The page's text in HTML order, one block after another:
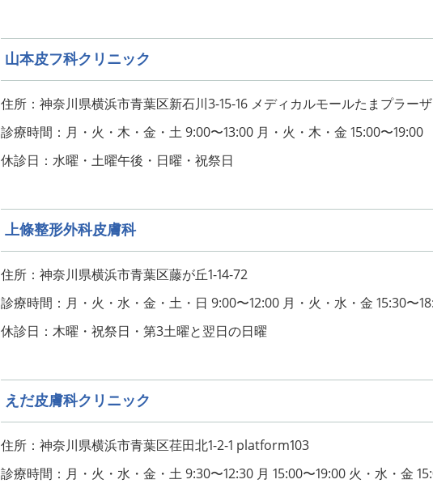
山本皮フ科クリニック
住所：神奈川県横浜市青葉区新石川3-15-16 メディカルモールたまプラーザ
診療時間：月・火・木・金・土 9:00〜13:00 月・火・木・金 15:00〜19:00
休診日：水曜・土曜午後・日曜・祝祭日
上條整形外科皮膚科
住所：神奈川県横浜市青葉区藤が丘1-14-72
診療時間：月・火・水・金・土・日 9:00〜12:00 月・火・水・金 15:30〜
休診日：木曜・祝祭日・第3土曜と翌日の日曜
えだ皮膚科クリニック
住所：神奈川県横浜市青葉区荏田北1-2-1 platform103
診療時間：月・火・水・金・土 9:30〜12:30 月 15:00〜19:00 火・水・金